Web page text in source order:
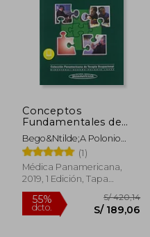
55%
dcto. S/ 94,87
Conceptos
Fundamentales de
Terapia Ocupacional
Bego&Ntilde;A Polonio
L&Oacute;Pez
(1)
Médica Panamericana,
2019, 1 Edición, Tapa
Blanda, Nuevo